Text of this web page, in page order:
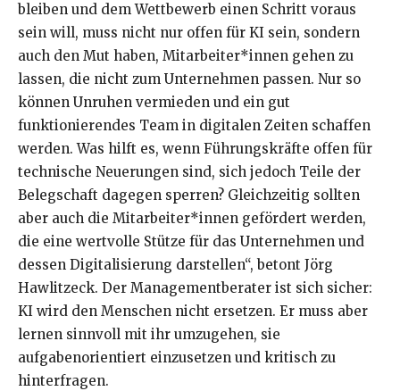
bleiben und dem Wettbewerb einen Schritt voraus
sein will, muss nicht nur offen für KI sein, sondern
auch den Mut haben, Mitarbeiter*innen gehen zu
lassen, die nicht zum Unternehmen passen. Nur so
können Unruhen vermieden und ein gut
funktionierendes Team in digitalen Zeiten schaffen
werden. Was hilft es, wenn Führungskräfte offen für
technische Neuerungen sind, sich jedoch Teile der
Belegschaft dagegen sperren? Gleichzeitig sollten
aber auch die Mitarbeiter*innen gefördert werden,
die eine wertvolle Stütze für das Unternehmen und
dessen Digitalisierung darstellen“, betont Jörg
Hawlitzeck. Der Managementberater ist sich sicher:
KI wird den Menschen nicht ersetzen. Er muss aber
lernen sinnvoll mit ihr umzugehen, sie
aufgabenorientiert einzusetzen und kritisch zu
hinterfragen.